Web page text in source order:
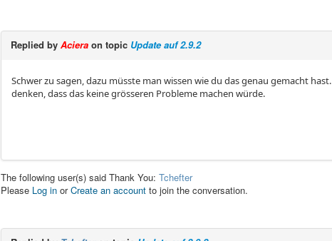
Replied by Aciera on topic Update auf 2.9.2
Schwer zu sagen, dazu müsste man wissen wie du das genau gemacht
denken, dass das keine grösseren Probleme machen würde.
The following user(s) said Thank You: Tchefter
Please Log in orCreate an account to join the conversation.